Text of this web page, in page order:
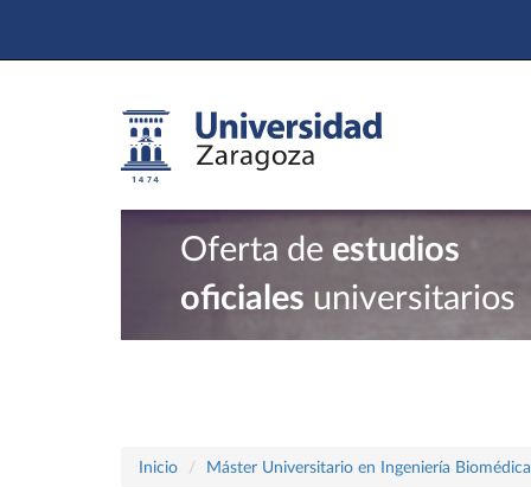
Oferta de estudios
oficiales universitarios
Inicio Máster Universitario en Ingeniería Biomédica